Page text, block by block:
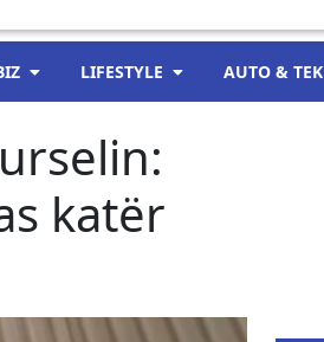
LIFESTYLE AUTO & TEK
katër